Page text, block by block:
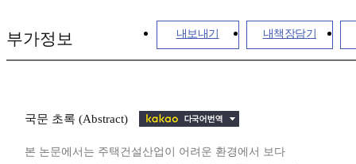
내보내기 내책장담기
부가정보
국문 초록 (Abstract)
본 논문에서는 주택건설산업이 어려운 환경에서 보다